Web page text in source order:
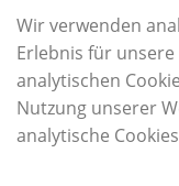
Wir verwenden
Erlebnis für
analytischen
Nutzung unserer
analytische